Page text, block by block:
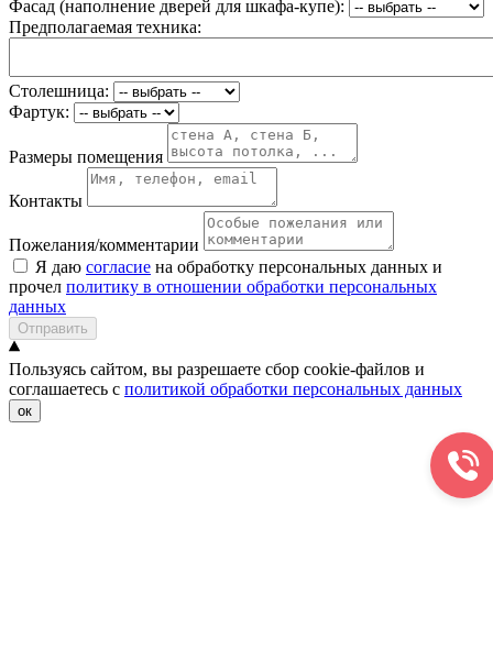
Фасад (наполнение дверей для шкафа-купе):
Предполагаемая техника:
Столешница:
Фартук:
Размеры помещения
Контакты
Пожелания/комментарии
Я даю согласие на обработку персональных данных и
прочел политику в отношении обработки персональных
данных
Отправить
Пользуясь сайтом, вы разрешаете сбор cookie-файлов и
соглашаетесь с политикой обработки персональных данных
ок